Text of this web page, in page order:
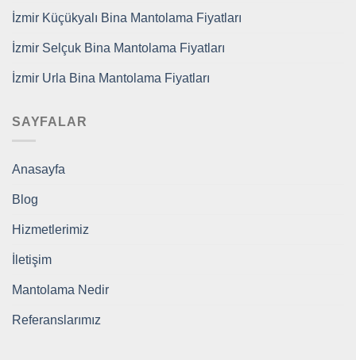
İzmir Küçükyalı Bina Mantolama Fiyatları
İzmir Selçuk Bina Mantolama Fiyatları
İzmir Urla Bina Mantolama Fiyatları
SAYFALAR
Anasayfa
Blog
Hizmetlerimiz
İletişim
Mantolama Nedir
Referanslarımız